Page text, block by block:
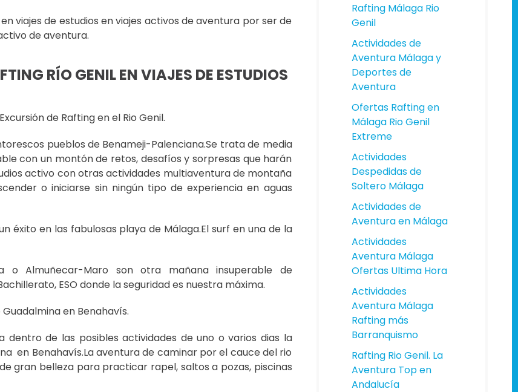
viajes de estudios en viajes activos de aventura por ser de
de aventura.
RÍO GENIL EN VIAJES DE ESTUDIOS
de Rafting en el Rio Genil.
pueblos de Benameji-Palenciana.Se trata de media
con un montón de retos, desafíos y sorpresas que harán
activo con otras actividades multiaventura de montaña
o iniciarse sin ningún tipo de experiencia en aguas
éxito en las fabulosas playa de Málaga.El surf en una de la
o Almuñecar-Maro son otra mañana insuperable de
ESO donde la seguridad es nuestra máxima.
en Benahavís.
dentro de las posibles actividades de uno o varios dias la
en Benahavís.La aventura de caminar por el cauce del rio
gran belleza para practicar rapel, saltos a pozas, piscinas
Rafting Málaga Rio
Genil
Actividades de
Aventura Málaga y
Deportes de
Aventura
Ofertas Rafting en
Málaga Rio Genil
Extreme
Actividades
Despedidas de
Soltero Málaga
Actividades de
Aventura en Málaga
Actividades
Aventura Málaga
Ofertas Ultima Hora
Actividades
Aventura Málaga
Rafting más
Barranquismo
Rafting Rio Genil. La
Aventura Top en
Andalucía